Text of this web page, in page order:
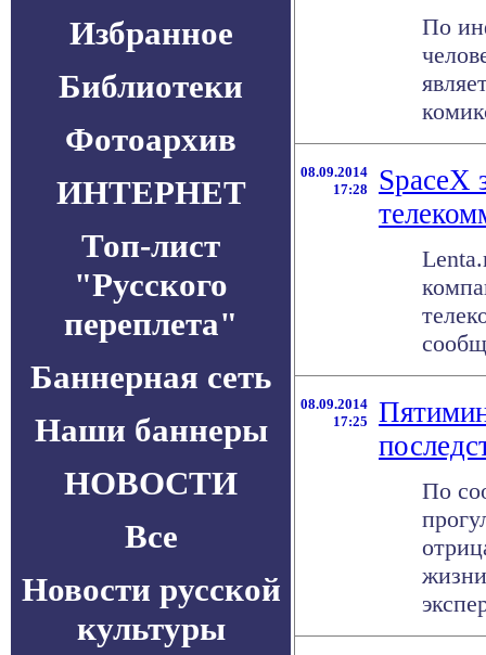
Избранное
Библиотеки
Фотоархив
ИНТЕРНЕТ
Топ-лист
"Русского
переплета"
Баннерная сеть
Наши баннеры
НОВОСТИ
Все
Новости русской
культуры
По
08.09.2014
17:28
SpaceX
08.09.2014
17:25
По